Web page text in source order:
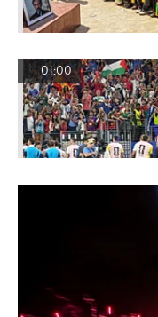
01:00